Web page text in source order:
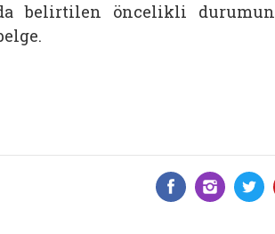
belirtilen öncelikli